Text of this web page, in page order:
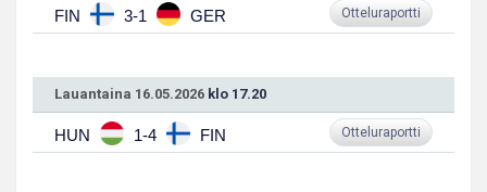
FIN 3-1 GER Otteluraportti
Lauantaina 16.05.2026 klo 17.20
HUN 1-4 FIN Otteluraportti